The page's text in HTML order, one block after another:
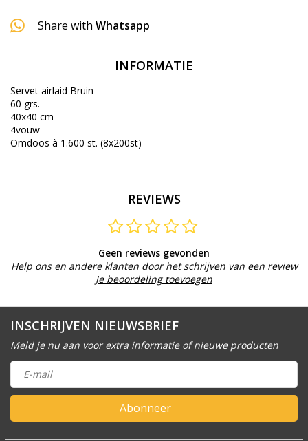
Share with Whatsapp
INFORMATIE
Servet airlaid Bruin
60 grs.
40x40 cm
4vouw
Omdoos à 1.600 st. (8x200st)
REVIEWS
Geen reviews gevonden
Help ons en andere klanten door het schrijven van een review
Je beoordeling toevoegen
INSCHRIJVEN NIEUWSBRIEF
Meld je nu aan voor extra informatie of nieuwe producten
Abonneer